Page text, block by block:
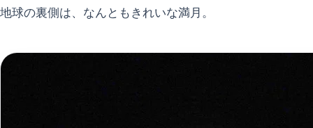
地球の裏側は、なんともきれいな満月。